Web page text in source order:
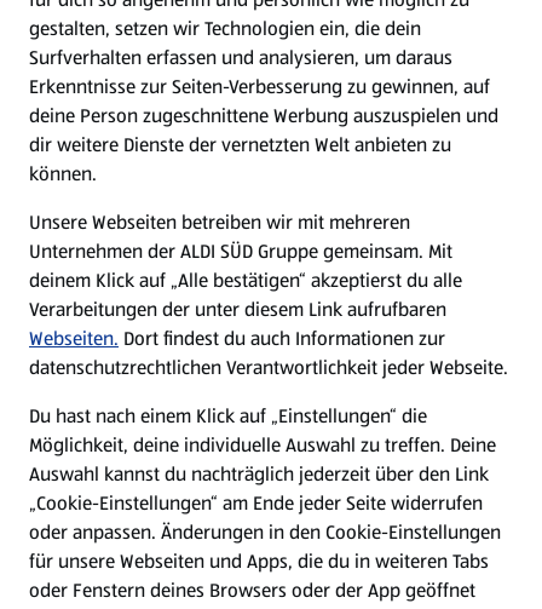
gestalten, setzen wir Technologien ein, die dein
Surfverhalten erfassen und analysieren, um daraus
Erkenntnisse zur Seiten-Verbesserung zu gewinnen, auf
deine Person zugeschnittene Werbung auszuspielen und
dir weitere Dienste der vernetzten Welt anbieten zu
können.
Unsere Webseiten betreiben wir mit mehreren
Unternehmen der ALDI SÜD Gruppe gemeinsam. Mit
deinem Klick auf „Alle bestätigen“ akzeptierst du alle
Verarbeitungen der unter diesem Link aufrufbaren
Webseiten. Dort findest du auch Informationen zur
datenschutzrechtlichen Verantwortlichkeit jeder Webseite.
Du hast nach einem Klick auf „Einstellungen“ die
Möglichkeit, deine individuelle Auswahl zu treffen. Deine
Auswahl kannst du nachträglich jederzeit über den Link
„Cookie-Einstellungen“ am Ende jeder Seite widerrufen
oder anpassen. Änderungen in den Cookie-Einstellungen
für unsere Webseiten und Apps, die du in weiteren Tabs
oder Fenstern deines Browsers oder der App geöffnet